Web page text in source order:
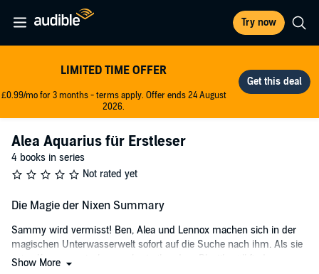
Try now
LIMITED TIME OFFER
£0.99/mo for 3 months - terms apply. Offer ends 24 August
2026.
Alea Aquarius für Erstleser
4 books in series
Not rated yet
Die Magie der Nixen Summary
Sammy wird vermisst! Ben, Alea und Lennox machen sich in der
magischen Unterwasserwelt sofort auf die Suche nach ihm. Als sie
seine Kamera zwischen umhertreibendem Plastikmüll finden,
Show More